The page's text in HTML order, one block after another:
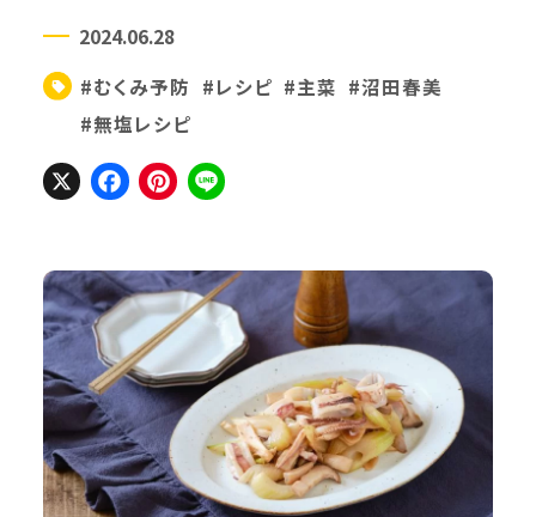
2024.06.28
#むくみ予防 #レシピ #主菜 #沼田春美
#無塩レシピ
X Facebook
Pinterest